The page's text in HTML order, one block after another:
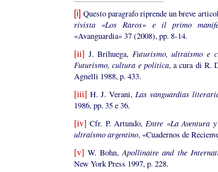
[i] Questo paragrafo riprende un breve
rivista «Los Raros» e il primo
«Avanguardia» 37 (2008), pp. 8-14.
[ii] J. Brihuega, Futurismo, ultraismo e
Futurismo, cultura e politica, a cura di R.
Agnelli 1988, p. 433.
[iii] H. J. Verani, Las vanguardias
1986, pp. 35 e 36.
[iv] Cfr. P. Artundo,Entre «La Aventura
ultraísmo argentino, «Cuadernos de
[v] W. Bohn,Apollinaire and the
New York Press 1997, p. 228.